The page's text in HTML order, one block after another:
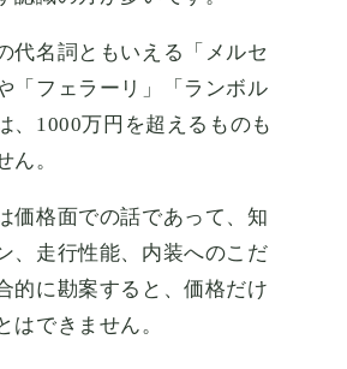
代名詞ともいえる「メルセ
「フェラーリ」「ランボル
、1000万円を超えるものも
ん。
価格面での話であって、知
、走行性能、内装へのこだ
的に勘案すると、価格だけ
はできません。